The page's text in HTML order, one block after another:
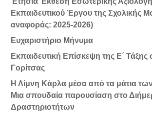
Εκπαιδευτικού Έργου της Σχολικής
αναφοράς: 2025-2026)
Ευχαριστήριο Μήνυμα
Εκπαιδευτική Επίσκεψη της Ε΄
Γορίτσας
Η Λίμνη Κάρλα μέσα από τα μάτια
Μια σπουδαία παρουσίαση στο
Δραστηριοτήτων